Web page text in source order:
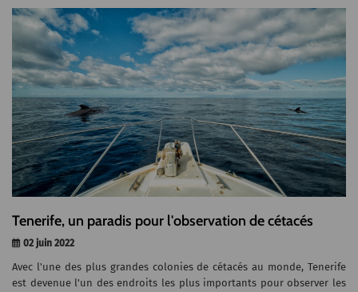
Tenerife, un paradis pour l'observation de cétacés
02 juin 2022
Avec l'une des plus grandes colonies de cétacés au monde, Tenerife
est devenue l'un des endroits les plus importants pour observer les